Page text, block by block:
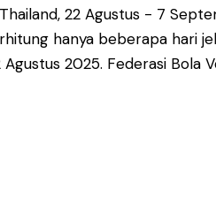
22 Agustus - 7
hanya beberapa hari
2025. Federasi Bola